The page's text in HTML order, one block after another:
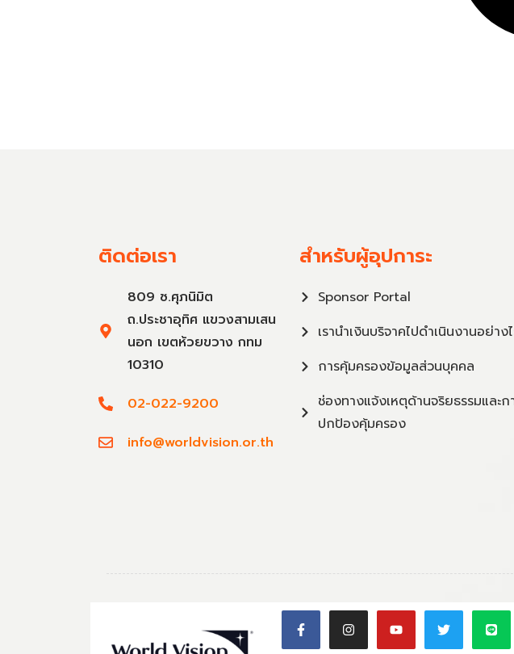
ติดต่อเรา
809 ซ.ศุภนิมิต
ถ.ประชาอุทิศ แขวงสามเสน
นอก เขตห้วยขวาง กทม
10310
02-022-9200
info@worldvision.or.th
สำหรับผู้อุปการะ
Sponsor Portal
เรานำเงินบริจาคไปดำเนินงานอย่าง
การคุ้มครองข้อมูลส่วนบุคคล
ช่องทางแจ้งเหตุด้านจริยธรรมและก
ปกป้องคุ้มครอง